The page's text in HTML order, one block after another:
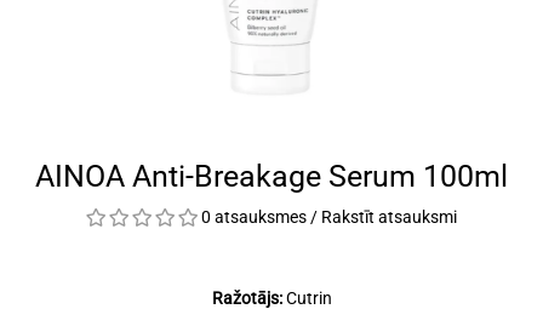
AINOA Anti-Breakage Serum 100ml
0 atsauksmes / Rakstīt atsauksmi
Ražotājs:Cutrin